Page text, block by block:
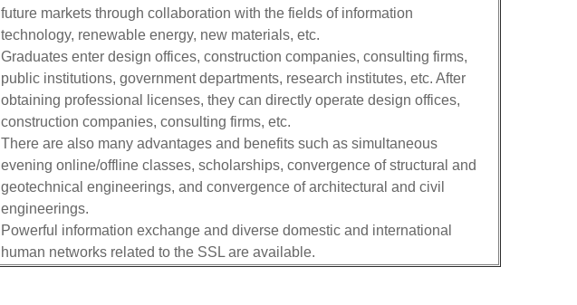
future markets through collaboration with the fields of information
technology, renewable energy, new materials, etc.
Graduates enter design offices, construction companies, consulting firms,
public institutions, government departments, research institutes, etc. After
obtaining professional licenses, they can directly operate design offices,
construction companies, consulting firms, etc.
There are also many advantages and benefits such as simultaneous
evening online/offline classes, scholarships, convergence of structural and
geotechnical engineerings, and convergence of architectural and civil
engineerings.
Powerful information exchange and diverse domestic and international
human networks related to the SSL are available.